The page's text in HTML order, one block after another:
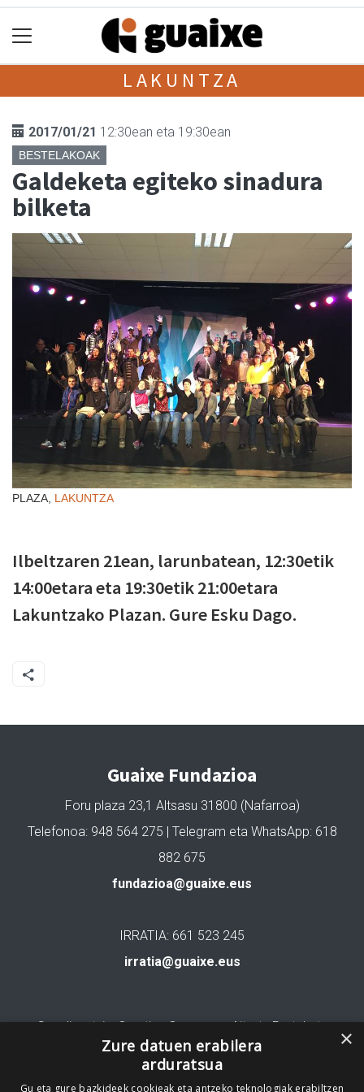
LAKUNTZA
2017/01/21 12:30ean eta 19:30ean
BESTELAKOAK
Galdeketa egiteko sinadura
bilketa
PLAZA, LAKUNTZA
Ilbeltzaren 21ean, larunbatean, 12:30etik
14:00etara eta 19:30etik 21:00etara
Lakuntzako Plazan. Gure Esku Dago.
Guaixe Fundazioa
Foru plaza 23,1 Altsasu 31800 (Nafarroa)
Telefonoa: 948 564 275 | Telegram eta WhatsApp: 618
882 675
fundazioa@guaixe.eus
IRRATIA: 661 523 245
irratia@guaixe.eus
Gure lizentzia: Creative Commons Aitortu Partekatu
Codesyntaxek garatua
×
Zure datuen erabilera
arduratsua
Gu eta gure bazkideek cookieak eta antzeko teknologiak erabiltzen